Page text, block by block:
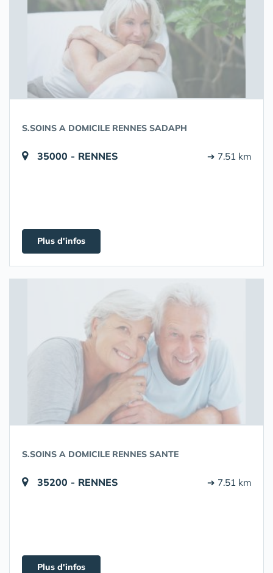
S.SOINS A DOMICILE RENNES SADAPH
35000 - RENNES ➔ 7.51 km
Plus d'infos
S.SOINS A DOMICILE RENNES SANTE
35200 - RENNES ➔ 7.51 km
Plus d'infos